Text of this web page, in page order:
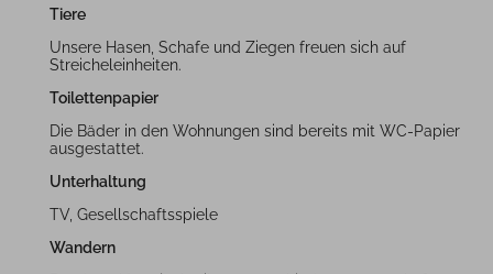
Tiere
Unsere Hasen, Schafe und Ziegen freuen sich auf
Streicheleinheiten.
Toilettenpapier
Die Bäder in den Wohnungen sind bereits mit WC-Papier
ausgestattet.
Unterhaltung
TV, Gesellschaftsspiele
Wandern